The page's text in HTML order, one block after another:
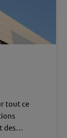
tout ce
des